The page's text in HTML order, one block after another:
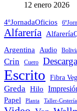
12 enero 2026
4ºJornadaOficios
Alfarería
Argentina Audio
Crin Cuero
Escrito Fibra
Greda Hilo
Papel Planta Taller-